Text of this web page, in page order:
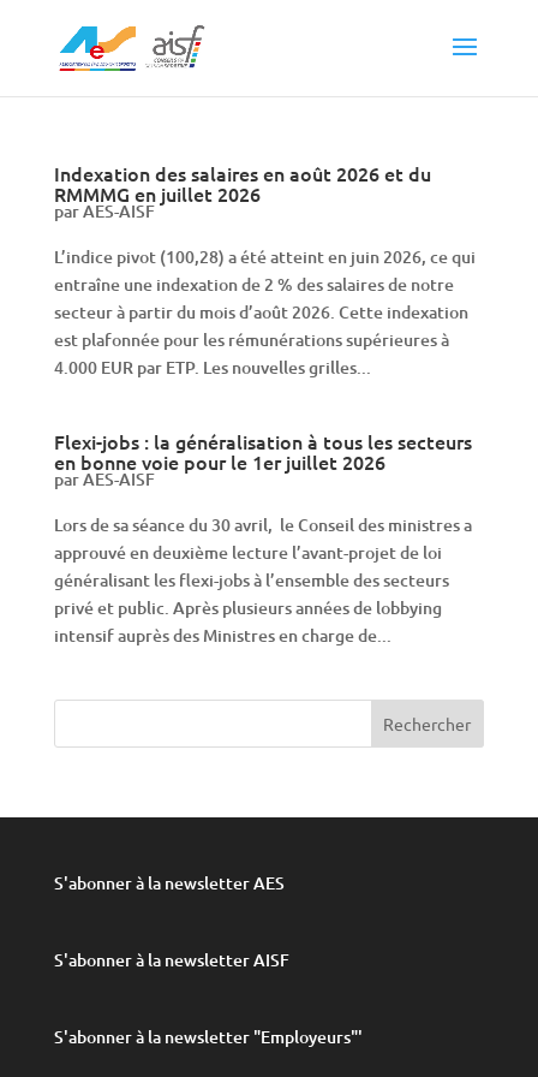
Indexation des salaires en août 2026 et du
RMMMG en juillet 2026
parAES-AISF
L’indice pivot (100,28) a été atteint en juin 2026, ce qui
entraîne une indexation de 2 % des salaires de notre
secteur à partir du mois d’août 2026. Cette indexation
est plafonnée pour les rémunérations supérieures à
4.000 EUR par ETP. Les nouvelles grilles...
Flexi-jobs : la généralisation à tous les secteurs
en bonne voie pour le 1er juillet 2026
parAES-AISF
Lors de sa séance du 30 avril, le Conseil des ministres a
approuvé en deuxième lecture l’avant-projet de loi
généralisant les flexi-jobs à l’ensemble des secteurs
privé et public. Après plusieurs années de lobbying
intensif auprès des Ministres en charge de...
S'abonner à la newsletter AES
S'abonner à la newsletter AISF
S'abonner à la newsletter "Employeurs"'